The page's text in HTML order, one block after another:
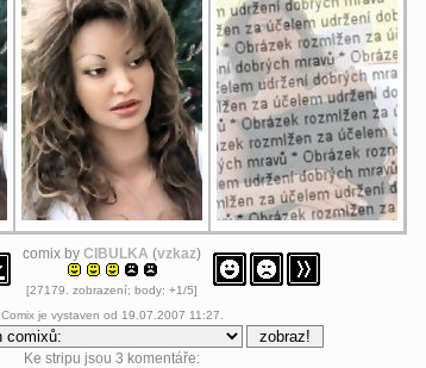
comix by CIBULKA (vzkaz)
[27179. zobrazení; body: +1/5]
Comix je vystaven od 19.07.2007 11:27.
Ke stripu jsou 3 komentáře: